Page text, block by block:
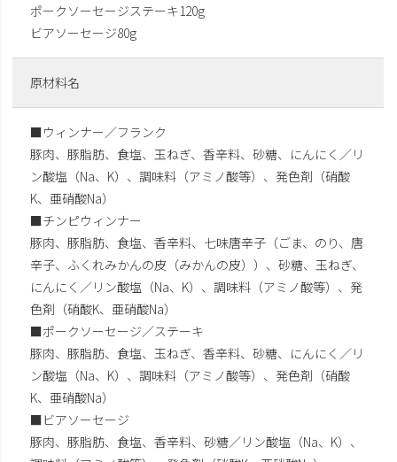
ポークソーセージステーキ120g
ビアソーセージ80g
原材料名
■ウィンナー／フランク
豚肉、豚脂肪、食塩、玉ねぎ、香辛料、砂糖、にんにく／リ
ン酸塩（Na、K）、調味料（アミノ酸等）、発色剤（硝酸
K、亜硝酸Na）
■チンピウィンナー
豚肉、豚脂肪、食塩、香辛料、七味唐辛子（ごま、のり、唐
辛子、ふくれみかんの皮（みかんの皮））、砂糖、玉ねぎ、
にんにく／リン酸塩（Na、K）、調味料（アミノ酸等）、発
色剤（硝酸K、亜硝酸Na）
■ポークソーセージ／ステーキ
豚肉、豚脂肪、食塩、玉ねぎ、香辛料、砂糖、にんにく／リ
ン酸塩（Na、K）、調味料（アミノ酸等）、発色剤（硝酸
K、亜硝酸Na）
■ビアソーセージ
豚肉、豚脂肪、食塩、香辛料、砂糖／リン酸塩（Na、K）、